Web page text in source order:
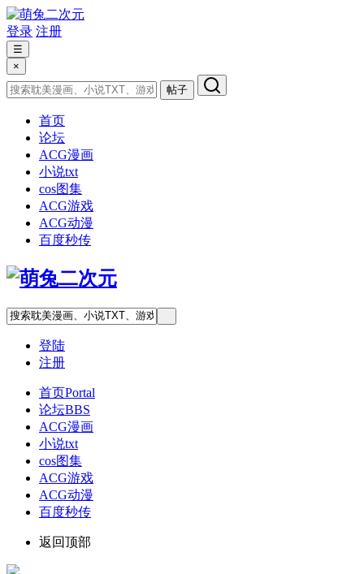
登录 注册
☰
×
帖子
首页
论坛
ACG漫画
小说txt
cos图集
ACG游戏
ACG动漫
百度秒传
登陆
注册
首页Portal
论坛BBS
ACG漫画
小说txt
cos图集
ACG游戏
ACG动漫
百度秒传
返回顶部